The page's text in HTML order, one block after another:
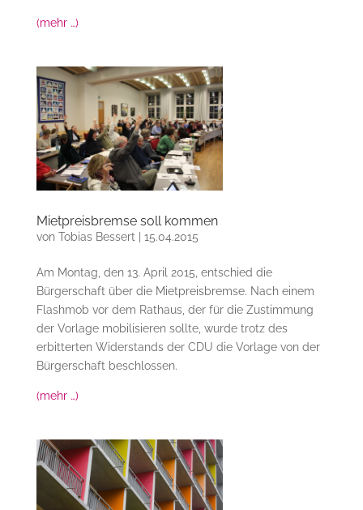
(mehr …)
Mietpreisbremse soll kommen
von Tobias Bessert 15.04.2015
Am Montag, den 13. April 2015, entschied die
Bürgerschaft über die Mietpreisbremse. Nach einem
Flashmob vor dem Rathaus, der für die Zustimmung
der Vorlage mobilisieren sollte, wurde trotz des
erbitterten Widerstands der CDU die Vorlage von der
Bürgerschaft beschlossen.
(mehr …)